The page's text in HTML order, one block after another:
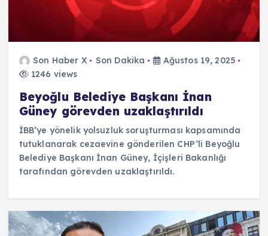
Son Haber X Son Dakika
Ağustos 19, 2025
1246 views
Beyoğlu Belediye Başkanı İnan
Güney görevden uzaklaştırıldı
İBB’ye yönelik yolsuzluk soruşturması kapsamında
tutuklanarak cezaevine gönderilen CHP’li Beyoğlu
Belediye Başkanı İnan Güney, İçişleri Bakanlığı
tarafından görevden uzaklaştırıldı.